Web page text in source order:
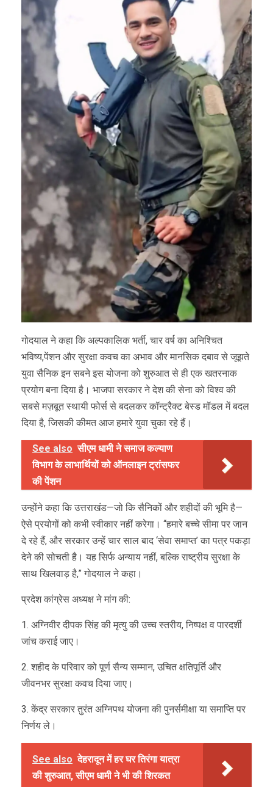
गोदयाल ने कहा कि अल्पकालिक भर्ती, चार वर्ष का अनिश्चित
भविष्य,पेंशन और सुरक्षा कवच का अभाव और मानसिक दबाव से जूझते
युवा सैनिक इन सबने इस योजना को शुरुआत से ही एक खतरनाक
प्रयोग बना दिया है। भाजपा सरकार ने देश की सेना को विश्व की
सबसे मज़बूत स्थायी फोर्स से बदलकर कॉन्ट्रैक्ट बेस्ड मॉडल में बदल
दिया है, जिसकी कीमत आज हमारे युवा चुका रहे हैं।
See also सीएम धामी ने समाज कल्याण
विभाग के लाभार्थियों को ऑनलाइन ट्रांसफर
की पेंशन
उन्होंने कहा कि उत्तराखंड—जो कि सैनिकों और शहीदों की भूमि है—
ऐसे प्रयोगों को कभी स्वीकार नहीं करेगा। “हमारे बच्चे सीमा पर जान
दे रहे हैं, और सरकार उन्हें चार साल बाद ‘सेवा समाप्त’ का पत्र पकड़ा
देने की सोचती है। यह सिर्फ अन्याय नहीं, बल्कि राष्ट्रीय सुरक्षा के
साथ खिलवाड़ है,” गोदयाल ने कहा।
प्रदेश कांग्रेस अध्यक्ष ने मांग की:
1. अग्निवीर दीपक सिंह की मृत्यु की उच्च स्तरीय, निष्पक्ष व पारदर्शी
जांच कराई जाए।
2. शहीद के परिवार को पूर्ण सैन्य सम्मान, उचित क्षतिपूर्ति और
जीवनभर सुरक्षा कवच दिया जाए।
3. केंद्र सरकार तुरंत अग्निपथ योजना की पुनर्समीक्षा या समाप्ति पर
निर्णय ले।
See also देहरादून में हर घर तिरंगा यात्रा
की शुरुआत, सीएम धामी ने भी की शिरकत